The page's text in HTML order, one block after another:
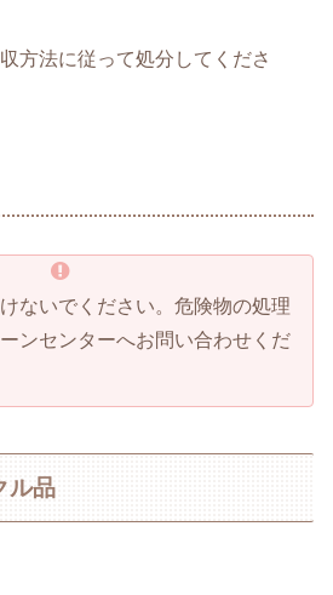
方法に従って処分してくださ
ないでください。危険物の処理
ンセンターへお問い合わせくだ
ル品